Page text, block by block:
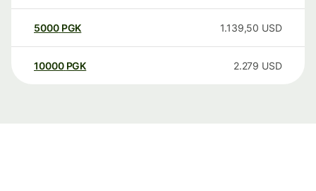
5000 PGK 1.139,50 USD
10000 PGK 2.279 USD